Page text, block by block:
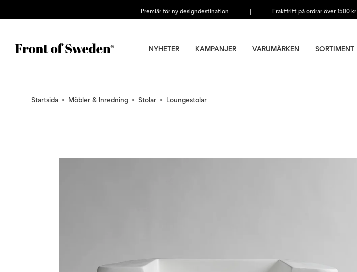
Premiär för ny designdestination | Fraktfritt på ordrar över 1500 kr
NYHETER KAMPANJER VARUMÄRKEN SORTIMENT
Startsida Möbler & Inredning Stolar Loungestolar